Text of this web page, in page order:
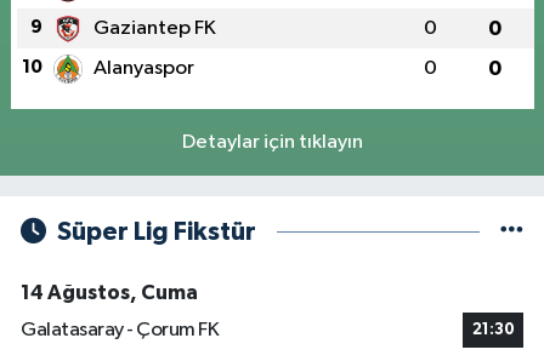
9 Gaziantep FK 0 0
10 Alanyaspor 0 0
Detaylar için tıklayın
Süper Lig Fikstür
14 Ağustos, Cuma
Galatasaray - Çorum FK
21:30